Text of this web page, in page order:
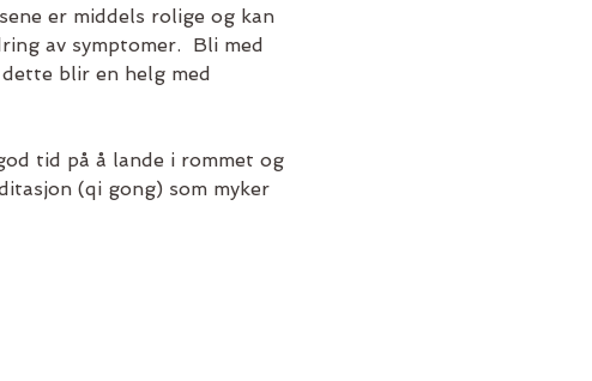
er middels rolige og kan
av symptomer.  Bli med
blir en helg med
tid på å lande i rommet og
(qi gong) som myker